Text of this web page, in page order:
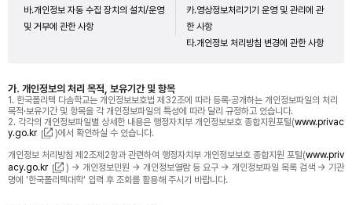
바.개인정보 자동 수집 장치의 설치/운영
및 거부에 관한 사항
카.영상정보처리기기 운영 및 관리에 관
한 사항
타.개인정보 처리방침 변경에 관한 사항
가. 개인정보의 처리 목적, 보유기간 및 항목
1. 한국폴리텍 다솜학교는 개인정보보호법 제32조에 따라 등록·공개하는 개인정보파일의 처리
목적·보유기간 및 항목을 각 개인정보파일의 특성에 따라 달리 규정하고 있습니다.
2. 각각의 개인정보파일별 상세한 내용은 행정자치부 개인정보보호 종합지원포털(www.privac
y.go.kr
)에서 확인하실 수 있습니다.
개인정보 처리방침 제2조제2항과 관련하여 행정자치부 개인정보보호 종합지원 포털(www.priv
acy.go.kr
) → 개인정보민원 → 개인정보열람 등 요구 → 개인정보파일 목록 검색 → 기관
명에 '한국폴리텍대학' 입력 후 조회를 활용해 주시기 바랍니다.